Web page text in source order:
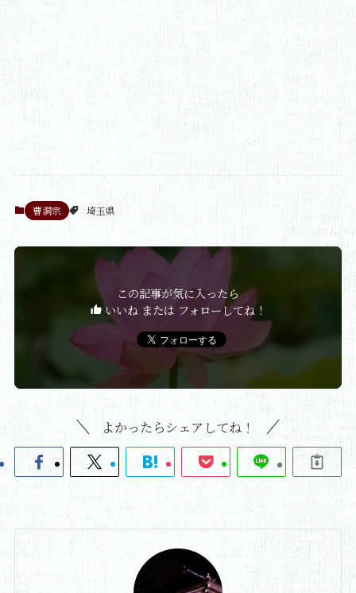
曹洞宗 埼玉県
この記事が気に入ったら
いいね または フォローしてね！
よかったらシェアしてね！